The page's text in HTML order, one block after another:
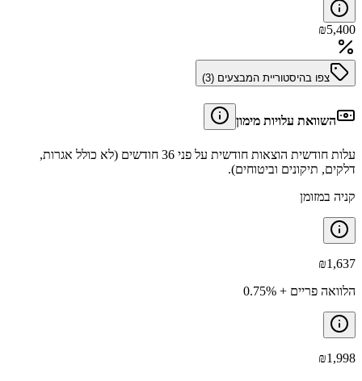
₪5,400
צפו בהיסטוריית המבצעים (3
)
השוואת עלויות מימון
עלות חודשית הוצאות חודשית על פני 36 חודשים (לא כולל אגרות,
דלקים, תיקונים וביטוחים).
קניה במזומן
₪1,637
הלוואה פריים + 0.75%
₪1,998